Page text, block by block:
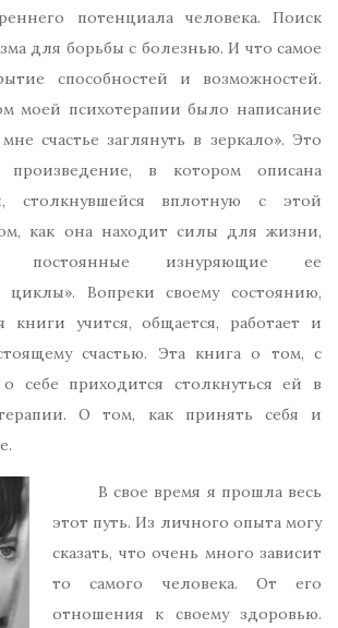
потенциала человека. Поиск
для борьбы с болезнью. И что самое
способностей и возможностей.
моей психотерапии было написание
счастье заглянуть в зеркало». Это
произведение, в котором описана
столкнувшейся вплотную с этой
как она находит силы для жизни,
постоянные изнуряющие ее
циклы». Вопреки своему состоянию,
книги учится, общается, работает и
счастью. Эта книга о том, с
себе приходится столкнуться ей в
О том, как принять себя и
В свое время я прошла весь
этот путь. Из личного опыта могу
сказать, что очень много зависит
то самого человека. От его
отношения к своему здоровью.